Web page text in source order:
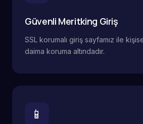
Güvenli Meritking Giriş
SSL korumalı giriş sayfamız ile
daima koruma altındadır.
📱